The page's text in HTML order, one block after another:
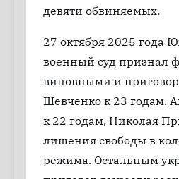
девяти обвиняемых.
27 октября 2025 года
военный суд признал
виновными и
Шевченко к 23 годам,
к 22 годам, Николая
лишения свободы в
режима. Остальным